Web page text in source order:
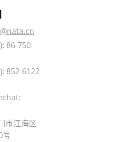
86-750-
852-6122
巿江海区
号